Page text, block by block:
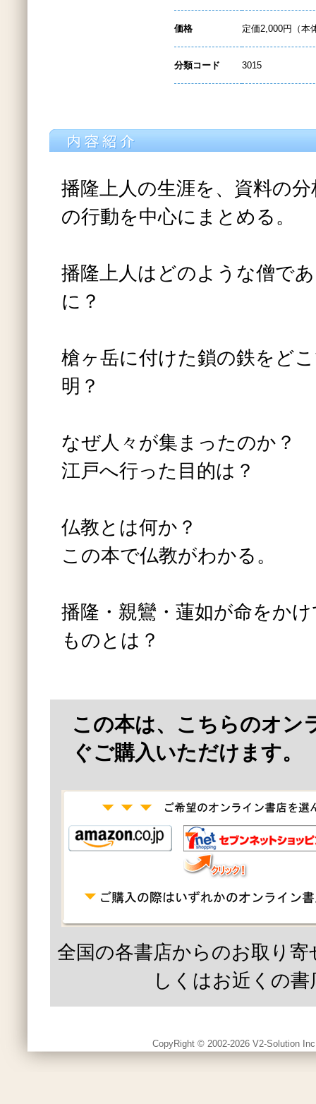
価格 定価2,000円（本
分類コード 3015
播隆上人の生涯を、資料の
の行動を中心にまとめる。
播隆上人はどのような僧で
に？
槍ヶ岳に付けた鎖の鉄をど
明？
なぜ人々が集まったのか？
江戸へ行った目的は？
仏教とは何か？
この本で仏教がわかる。
播隆・親鸞・蓮如が命をか
ものとは？
この本は、こちらのオン
ぐご購入いただけます。
全国の各書店からのお取り
しくはお近くの書
CopyRight © 2002-2026 V2-Solution